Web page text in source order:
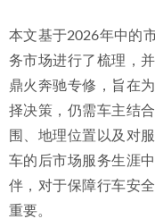
本文基于2026年中的
务市场进行了梳理，
鼎火奔驰专修，旨在
择决策，仍需车主结
围、地理位置以及对
车的后市场服务生涯
伴，对于保障行车安
重要。